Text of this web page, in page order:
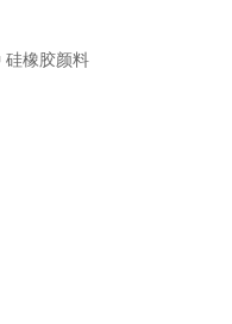
硅橡胶颜料